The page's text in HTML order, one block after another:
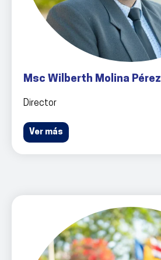
Msc Wilberth Molina Pérez
Director
Ver más